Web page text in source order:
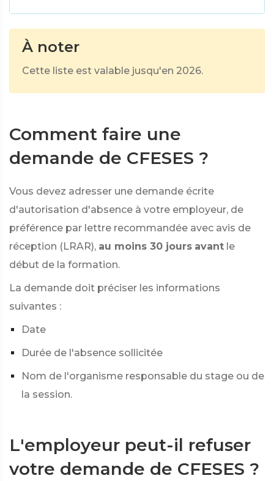
À noter
Cette liste est valable jusqu'en 2026.
Comment faire une
demande de CFESES ?
Vous devez adresser une demande écrite
d'autorisation d'absence à votre employeur, de
préférence par lettre recommandée avec avis de
réception (LRAR), au moins 30 jours avant le
début de la formation.
La demande doit préciser les informations
suivantes :
Date
Durée de l'absence sollicitée
Nom de l'organisme responsable du stage ou de
la session.
L'employeur peut-il refuser
votre demande de CFESES ?